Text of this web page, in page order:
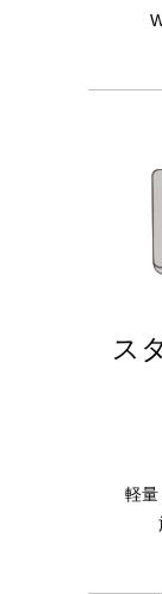
ス
軽量